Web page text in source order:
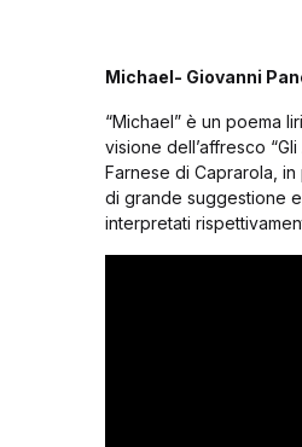
Michael- Giovanni
“Michael” è un poema
visione dell’affresco
Farnese di Caprarola,
di grande suggestione
interpretati